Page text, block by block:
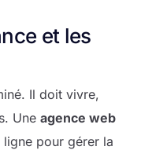
et les
Il doit vivre,
Uneagence web
pour gérer la